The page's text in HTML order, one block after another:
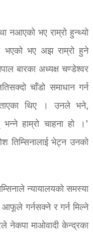
नआएको भए राम्रो हुन्थ्यो
भएको भए अझ राम्रो हुने
बारका अध्यक्ष चण्डेश्वर
चाँडो समाधान गर्न
थिए । उनले भने,
हाम्रो चाहना हो ।’
तिम्सिनालाई भेट्न उनको
न्यायालयको समस्या
आफूले गर्नसक्ने र गर्न मिल्ने
नेकपा माओवादी केन्द्रका